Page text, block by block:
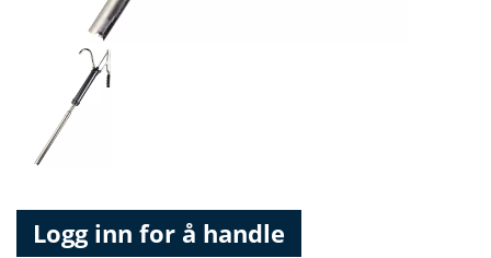
Logg inn for å handle